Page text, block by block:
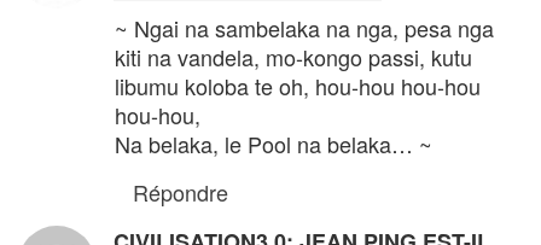
~ Ngai na sambelaka na nga, pesa nga
kiti na vandela, mo-kongo passi, kutu
libumu koloba te oh, hou-hou hou-hou
hou-hou,
Na belaka, le Pool na belaka… ~
Répondre